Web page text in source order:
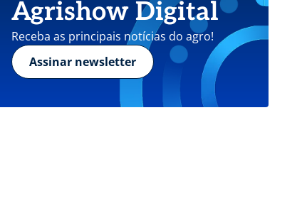
Agrishow Digital
Receba as principais notícias do agro!
Assinar newsletter